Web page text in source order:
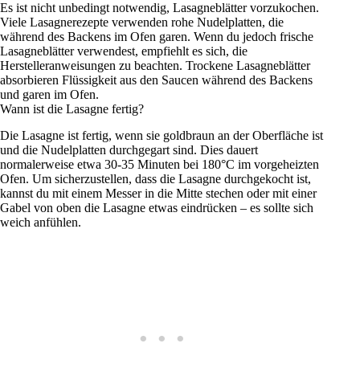
Es ist nicht unbedingt notwendig, Lasagneblätter vorzukochen.
Viele Lasagnerezepte verwenden rohe Nudelplatten, die
während des Backens im Ofen garen. Wenn du jedoch frische
Lasagneblätter verwendest, empfiehlt es sich, die
Herstelleranweisungen zu beachten. Trockene Lasagneblätter
absorbieren Flüssigkeit aus den Saucen während des Backens
und garen im Ofen.
Wann ist die Lasagne fertig?
Die Lasagne ist fertig, wenn sie goldbraun an der Oberfläche ist
und die Nudelplatten durchgegart sind. Dies dauert
normalerweise etwa 30-35 Minuten bei 180°C im vorgeheizten
Ofen. Um sicherzustellen, dass die Lasagne durchgekocht ist,
kannst du mit einem Messer in die Mitte stechen oder mit einer
Gabel von oben die Lasagne etwas eindrücken – es sollte sich
weich anfühlen.